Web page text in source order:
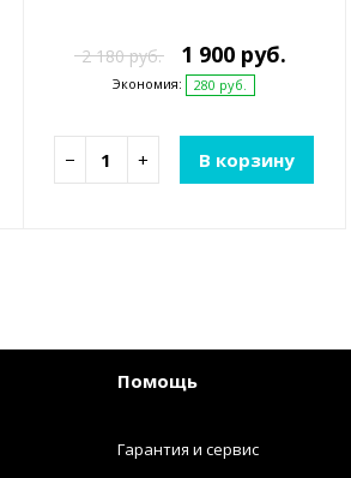
2 180 руб. 1 900 руб.
Экономия: 280 руб.
− + В корзину
Помощь
Гарантия и сервис